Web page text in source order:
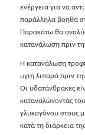
ενέργεια για να
παράλληλα βοηθά
Παρακάτω θα
κατανάλωση πριν
Η κατανάλωση
υγιή λιπαρά πριν
Οι υδατάνθρακες
καταναλώνοντάς
γλυκογόνου στους
κατά τη διάρκεια